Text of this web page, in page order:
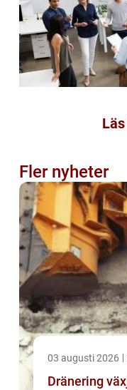
Fler nyheter
03 augusti 2026
Dränering växjö så skyddar du